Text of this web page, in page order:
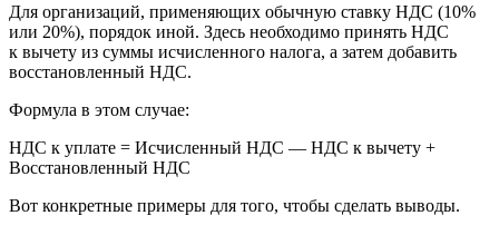
Для организаций, применяющих обычную ставку НДС (10%
или 20%), порядок иной. Здесь необходимо принять НДС
к вычету из суммы исчисленного налога, а затем добавить
восстановленный НДС.
Формула в этом случае:
НДС к уплате = Исчисленный НДС — НДС к вычету +
Восстановленный НДС
Вот конкретные примеры для того, чтобы сделать выводы.